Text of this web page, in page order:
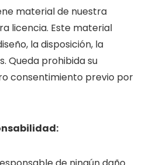
material de nuestra
licencia. Este material
la disposición, la
Queda prohibida su
consentimiento previo por